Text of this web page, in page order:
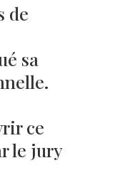
de
sa
ce
le jury